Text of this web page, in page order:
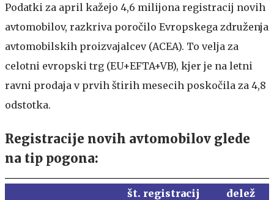
Podatki za april kažejo 4,6 milijona registracij novih
avtomobilov, razkriva poročilo Evropskega združenja
avtomobilskih proizvajalcev (ACEA). To velja za
celotni evropski trg (EU+EFTA+VB), kjer je na letni
ravni prodaja v prvih štirih mesecih poskočila za 4,8
odstotka.
Registracije novih avtomobilov glede
na tip pogona:
št. registracij delež